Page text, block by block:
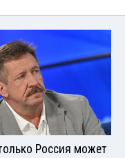
Россия может